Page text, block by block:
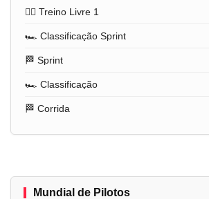
🏋️‍♂️ Treino Livre 1
🏎️ Classificação Sprint
🏁 Sprint
🏎️ Classificação
🏁 Corrida
Mundial de Pilotos